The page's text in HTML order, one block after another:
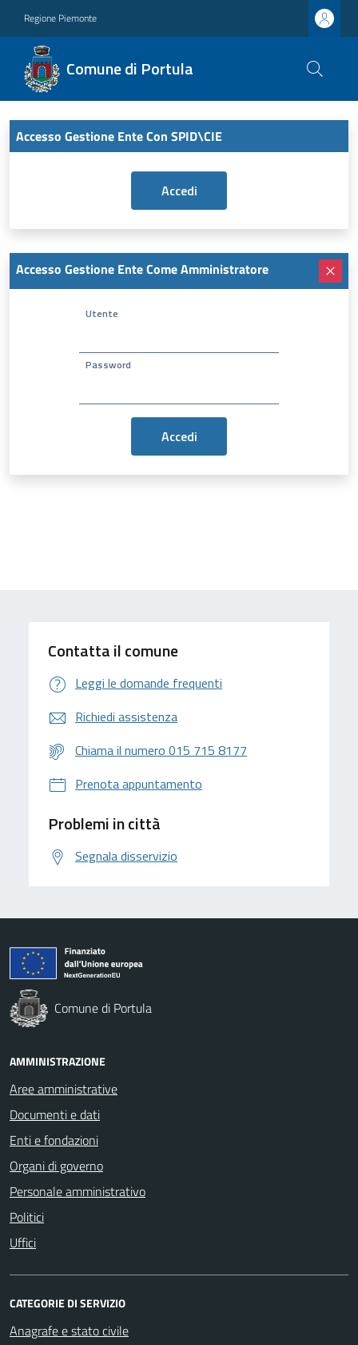
Regione Piemonte
Comune di Portula
Accesso Gestione Ente Con SPID\CIE
Accesso Gestione Ente Come Amministratore
Utente
Password
Contatta il comune
Leggi le domande frequenti
Richiedi assistenza
Chiama il numero 015 715 8177
Prenota appuntamento
Problemi in città
Segnala disservizio
Comune di Portula
AMMINISTRAZIONE
Aree amministrative
Documenti e dati
Enti e fondazioni
Organi di governo
Personale amministrativo
Politici
Uffici
CATEGORIE DI SERVIZIO
Anagrafe e stato civile